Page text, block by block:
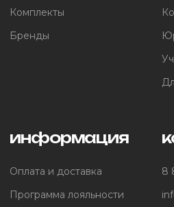
Комплекты
Бренды
информация
Оплата и доставка
Программа лояльности
8